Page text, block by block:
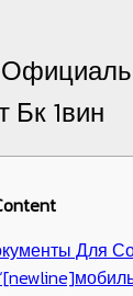
Бк 1вин
Для